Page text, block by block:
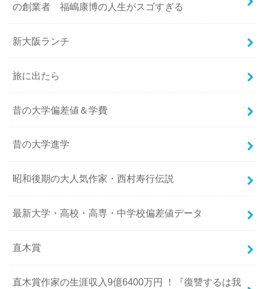
の創業者 福嶋康博の人生がスゴすぎる
新大阪ランチ
旅に出たら
昔の大学偏差値＆学費
昔の大学進学
昭和後期の大人気作家・西村寿行伝説
最新大学・高校・高専・中学校偏差値データ
直木賞
直木賞作家の生涯収入9億6400万円 ！『復讐するは我